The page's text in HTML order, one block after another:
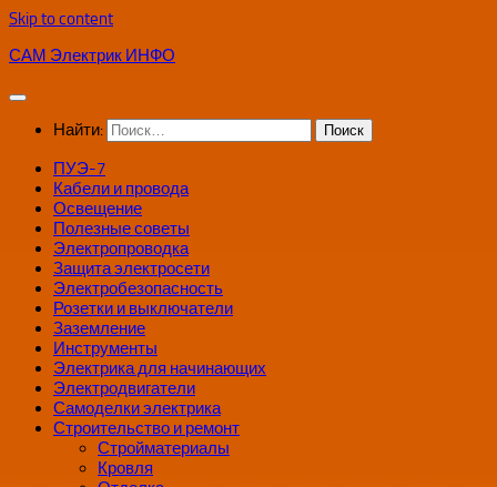
Skip to content
САМ Электрик ИНФО
Найти:
ПУЭ-7
Кабели и провода
Освещение
Полезные советы
Электропроводка
Защита электросети
Электробезопасность
Розетки и выключатели
Заземление
Инструменты
Электрика для начинающих
Электродвигатели
Самоделки электрика
Строительство и ремонт
Стройматериалы
Кровля